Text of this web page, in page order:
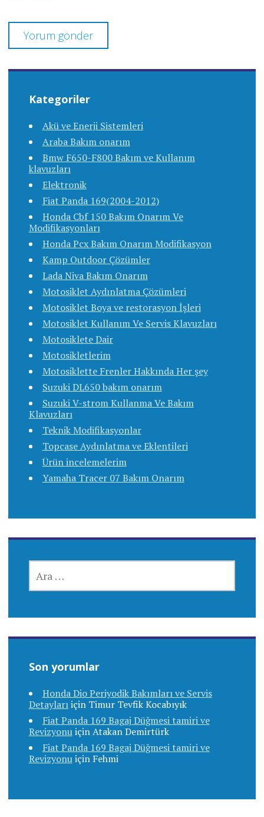
Kategoriler
Akü ve Enerji Sistemleri
Araba Bakım onarım
Bmw F650-F800 Bakım ve Kullanım
klavuzları
Elektronik
Fiat Panda 169(2004-2012)
Honda Cbf 150 Bakım Onarım Ve
Modifikasyonları
Honda Pcx Bakım Onarım Modifikasyon
Kamp Outdoor Çözümler
Lada Niva Bakım Onarım
Motosiklet Aydınlatma Çözümleri
Motosiklet Boya ve restorasyon İşleri
Motosiklet Kullanım Ve Servis Klavuzları
Motosiklete Dair
Motosikletlerim
Motosiklette Frenler Hakkında Her şey
Suzuki DL650 bakım onarım
Suzuki V-strom Kullanma Ve Bakım
Klavuzları
Teknik Modifikasyonlar
Topcase Aydınlatma ve Eklentileri
Ürün incelemelerim
Yamaha Tracer 07 Bakım Onarım
Son yorumlar
Honda Dio Periyodik Bakımları ve Servis
Detaylarıiçin Timur Tevfik Kocabıyık
Fiat Panda 169 Bagaj Düğmesi tamiri ve
RevizyonuiçinAtakan Demirtürk
Fiat Panda 169 Bagaj Düğmesi tamiri ve
Revizyonuiçin Fehmi